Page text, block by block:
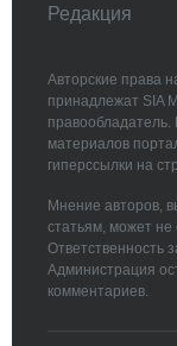
Редакция
Авторские права
принадлежат SIA
материалов
гиперссылки на
Мнение авторов,
статьям, может не
Ответственность
Администрация
комментариев.